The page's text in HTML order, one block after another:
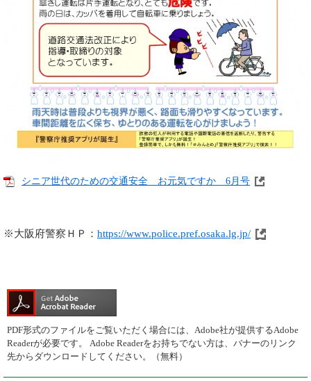
シニア世代のための交通安全 お元気ですか 6月号
※大阪府警察ＨＰ： https://www.police.pref.osaka.lg.jp/
PDF形式のファイルをご覧いただく場合には、Adobe社が提供するAdobe
Readerが必要です。
Adobe Readerをお持ちでない方は、バナーのリンク
先からダウンロードしてください。（無料）